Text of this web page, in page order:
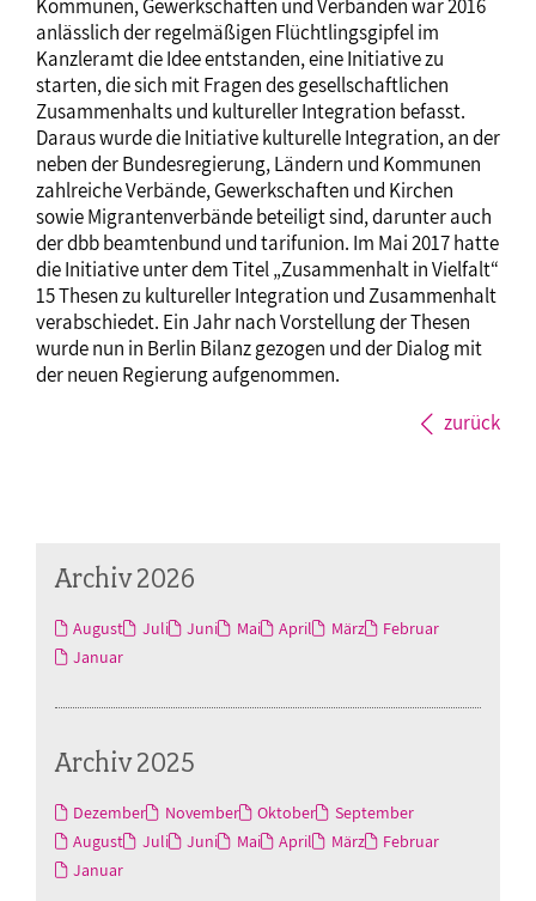
Kommunen, Gewerkschaften und Verbänden war 2016
anlässlich der regelmäßigen Flüchtlingsgipfel im
Kanzleramt die Idee entstanden, eine Initiative zu
starten, die sich mit Fragen des gesellschaftlichen
Zusammenhalts und kultureller Integration befasst.
Daraus wurde die Initiative kulturelle Integration, an der
neben der Bundesregierung, Ländern und Kommunen
zahlreiche Verbände, Gewerkschaften und Kirchen
sowie Migrantenverbände beteiligt sind, darunter auch
der dbb beamtenbund und tarifunion. Im Mai 2017 hatte
die Initiative unter dem Titel „Zusammenhalt in Vielfalt“
15 Thesen zu kultureller Integration und Zusammenhalt
verabschiedet. Ein Jahr nach Vorstellung der Thesen
wurde nun in Berlin Bilanz gezogen und der Dialog mit
der neuen Regierung aufgenommen.
zurück
Archiv 2026
August Juli Juni Mai April März
Februar
Januar
Archiv 2025
Dezember November Oktober
September
August
Juli Juni Mai April März
Februar
Januar